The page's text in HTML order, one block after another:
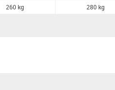
260 kg
280 kg